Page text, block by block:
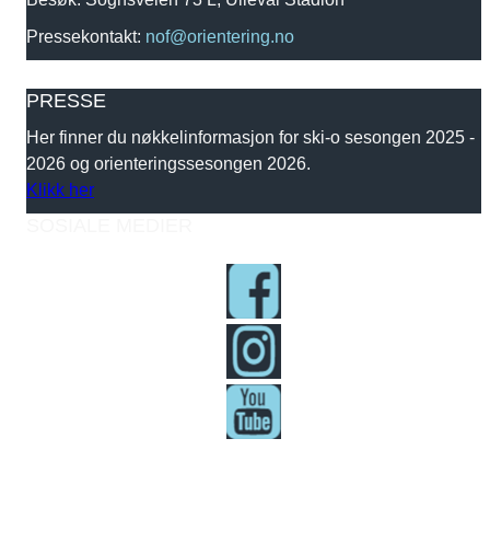
Pressekontakt: nof@orientering.no
PRESSE
Her finner du nøkkelinformasjon for ski-o sesongen 2025 -
2026 og orienteringssesongen 2026.
Klikk her